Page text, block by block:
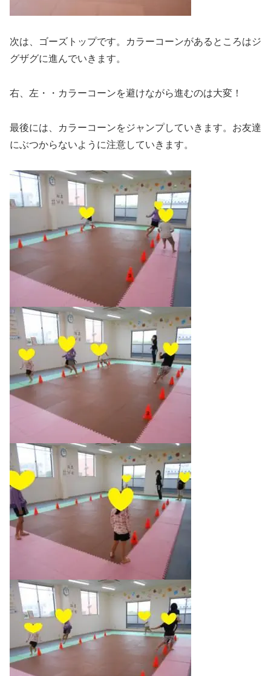
次は、ゴーズトップです。カラーコーンがあるところはジ
グザグに進んでいきます。
右、左・・カラーコーンを避けながら進むのは大変！
最後には、カラーコーンをジャンプしていきます。お友達
にぶつからないように注意していきます。